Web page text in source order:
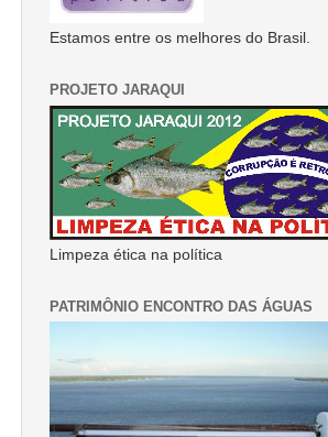
Estamos entre os melhores do Brasil.
PROJETO JARAQUI
Limpeza ética na política
PATRIMÔNIO ENCONTRO DAS ÁGUAS